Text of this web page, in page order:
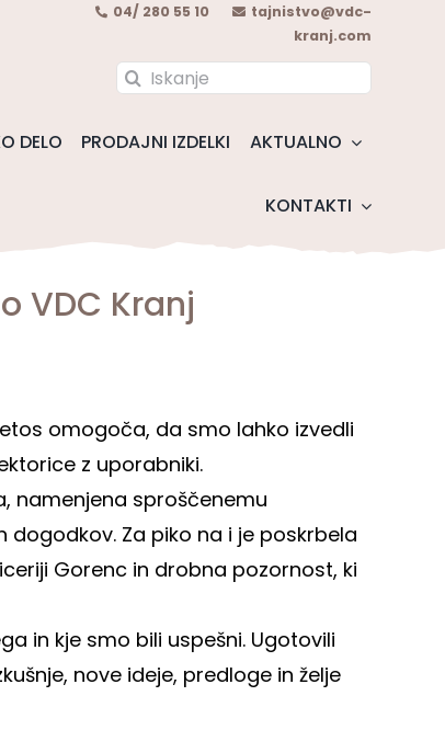
04/ 280 55 10
tajnistvo@vdc-
kranj.com
Search
DELO PRODAJNI IZDELKI AKTUALNO
KONTAKTI
VDC Kranj
omogoča, da smo lahko izvedli
z uporabniki.
namenjena sproščenemu
Za piko na i je poskrbela
Gorenc in drobna pozornost, ki
in kje smo bili uspešni. Ugotovili
nove ideje, predloge in želje